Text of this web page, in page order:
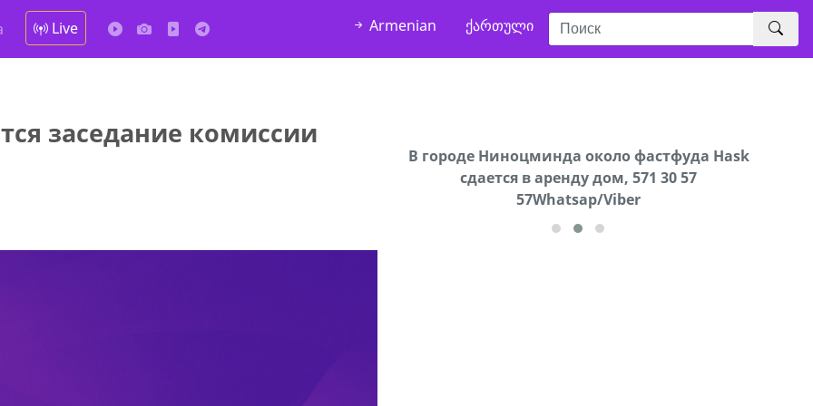
Live Armenian ქართული
заседание комиссии
в
В городе Ниноцминда около фастфуда Hask
cдается в аренду дом, 571 30 57
57Whatsap/Viber
Продается машина марки Prado,571 30 57
57Whatsap/Viber